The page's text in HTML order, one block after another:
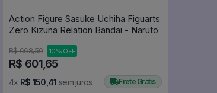
Action Figure Sasuke Uchiha Figuarts
Zero Kizuna Relation Bandai - Naruto
R$ 668,50 10% OFF
R$ 601,65
4x R$ 150,41 sem juros Frete Grátis